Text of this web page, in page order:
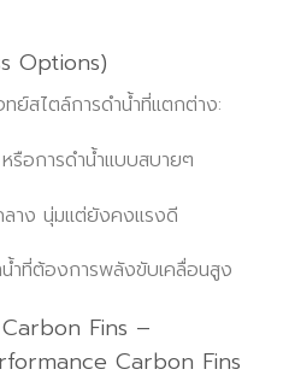
Options)
ย์สไตล์การดำน้ำที่แตกต่าง:
รือการดำน้ำแบบสบายๆ
าง นุ่มแต่ยังคงแรงดี
ำที่ต้องการพลังขับเคลื่อนสูง
Carbon Fins –
Carbon Fins